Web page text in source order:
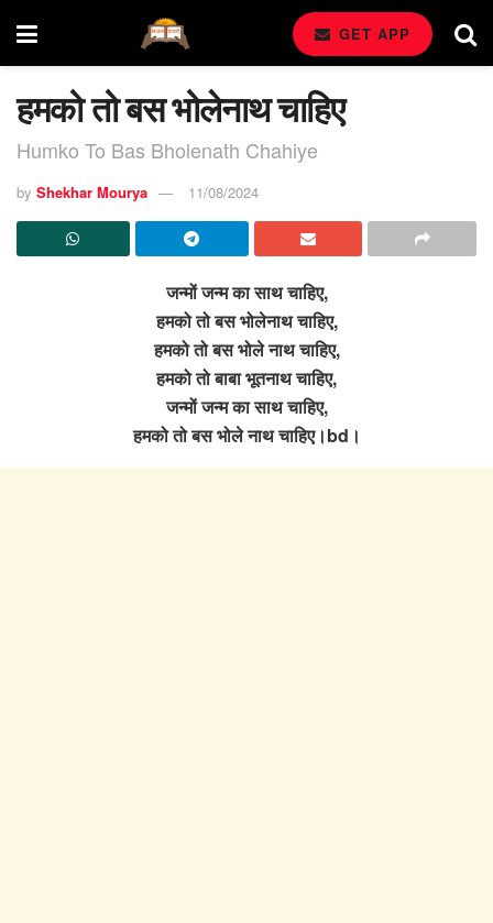
GET APP
हमको तो बस भोलेनाथ चाहिए
Humko To Bas Bholenath Chahiye
by Shekhar Mourya 11/08/2024
जन्मों जन्म का साथ चाहिए,
हमको तो बस भोलेनाथ चाहिए,
हमको तो बस भोले नाथ चाहिए,
हमको तो बाबा भूतनाथ चाहिए,
जन्मों जन्म का साथ चाहिए,
हमको तो बस भोले नाथ चाहिए।bd।